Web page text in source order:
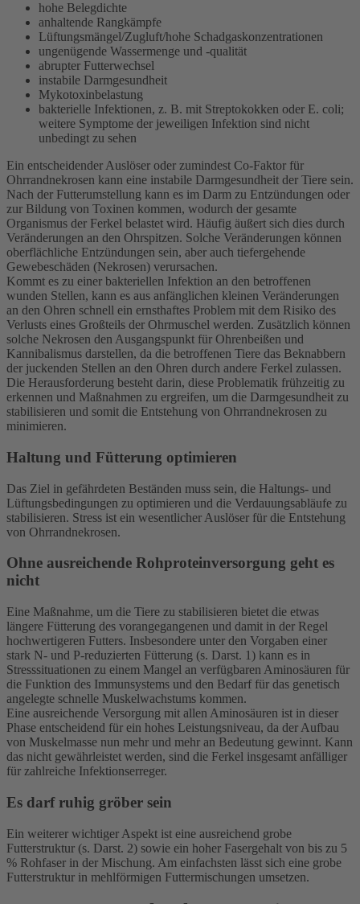
hohe Belegdichte
anhaltende Rangkämpfe
Lüftungsmängel/Zugluft/hohe Schadgaskonzentrationen
ungenügende Wassermenge und -qualität
abrupter Futterwechsel
instabile Darmgesundheit
Mykotoxinbelastung
bakterielle Infektionen, z. B. mit Streptokokken oder E. coli;
weitere Symptome der jeweiligen Infektion sind nicht
unbedingt zu sehen
Ein entscheidender Auslöser oder zumindest Co-Faktor für
Ohrrandnekrosen kann eine instabile Darmgesundheit der Tiere sein.
Nach der Futterumstellung kann es im Darm zu Entzündungen oder
zur Bildung von Toxinen kommen, wodurch der gesamte
Organismus der Ferkel belastet wird. Häufig äußert sich dies durch
Veränderungen an den Ohrspitzen. Solche Veränderungen können
oberflächliche Entzündungen sein, aber auch tiefergehende
Gewebeschäden (Nekrosen) verursachen.
Kommt es zu einer bakteriellen Infektion an den betroffenen
wunden Stellen, kann es aus anfänglichen kleinen Veränderungen
an den Ohren schnell ein ernsthaftes Problem mit dem Risiko des
Verlusts eines Großteils der Ohrmuschel werden. Zusätzlich können
solche Nekrosen den Ausgangspunkt für Ohrenbeißen und
Kannibalismus darstellen, da die betroffenen Tiere das Beknabbern
der juckenden Stellen an den Ohren durch andere Ferkel zulassen.
Die Herausforderung besteht darin, diese Problematik frühzeitig zu
erkennen und Maßnahmen zu ergreifen, um die Darmgesundheit zu
stabilisieren und somit die Entstehung von Ohrrandnekrosen zu
minimieren.
Haltung und Fütterung optimieren
Das Ziel in gefährdeten Beständen muss sein, die Haltungs- und
Lüftungsbedingungen zu optimieren und die Verdauungsabläufe zu
stabilisieren. Stress ist ein wesentlicher Auslöser für die Entstehung
von Ohrrandnekrosen.
Ohne ausreichende Rohproteinversorgung geht es
nicht
Eine Maßnahme, um die Tiere zu stabilisieren bietet die etwas
längere Fütterung des vorangegangenen und damit in der Regel
hochwertigeren Futters. Insbesondere unter den Vorgaben einer
stark N- und P-reduzierten Fütterung (s. Darst. 1) kann es in
Stresssituationen zu einem Mangel an verfügbaren Aminosäuren für
die Funktion des Immunsystems und den Bedarf für das genetisch
angelegte schnelle Muskelwachstums kommen.
Eine ausreichende Versorgung mit allen Aminosäuren ist in dieser
Phase entscheidend für ein hohes Leistungsniveau, da der Aufbau
von Muskelmasse nun mehr und mehr an Bedeutung gewinnt. Kann
das nicht gewährleistet werden, sind die Ferkel insgesamt anfälliger
für zahlreiche Infektionserreger.
Es darf ruhig gröber sein
Ein weiterer wichtiger Aspekt ist eine ausreichend grobe
Futterstruktur (s. Darst. 2) sowie ein hoher Fasergehalt von bis zu 5
% Rohfaser in der Mischung. Am einfachsten lässt sich eine grobe
Futterstruktur in mehlförmigen Futtermischungen umsetzen.